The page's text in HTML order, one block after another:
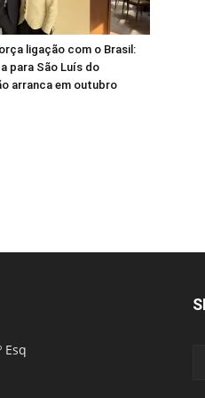
ligação com o Brasil:
para São Luís do
arranca em outubro
Esq